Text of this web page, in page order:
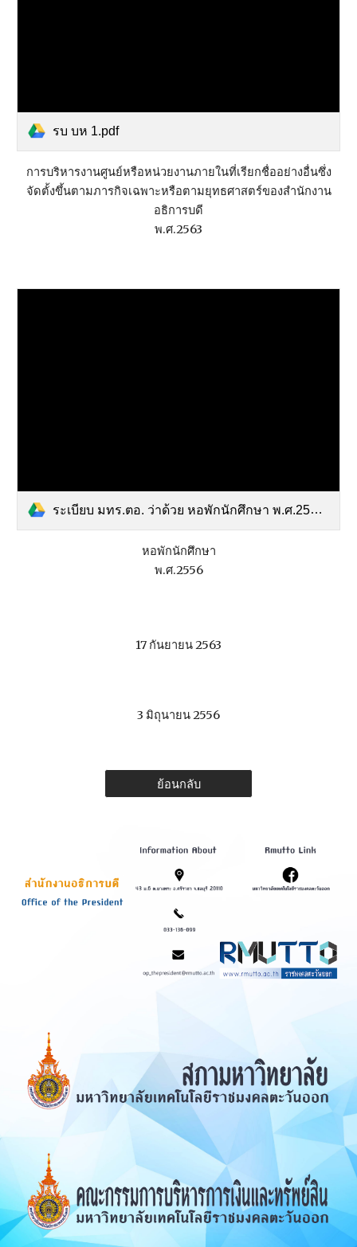
รบ บห 1.pdf
การบริหารงานศูนย์หรือหน่วยงานภายในที่เรียกชื่ออย่างอื่นซึ่ง
จัดตั้งขึ้นตามภารกิจเฉพาะหรือตามยุทธศาสตร์ของสำนักงาน
อธิการบดี
พ.ศ.2563
ระเบียบ มทร.ตอ. ว่าด้วย หอพักนักศึกษา พ.ศ.2556.pdf
หอพักนักศึกษา
พ.ศ.2556
17 กันยายน 2563
3 มิถุนายน 2556
ย้อนกลับ